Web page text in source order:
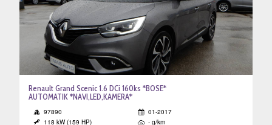
Renault Grand Scenic 1.6 DCi 160ks *BOSE*
AUTOMATIK *NAVI,LED,KAMERA*
97890
01-2017
118 kW (159 HP)
- g/km